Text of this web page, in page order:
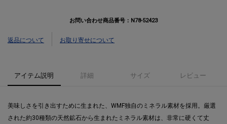
お問い合わせ商品番号： N78-52423
返品について お取り寄せについて
アイテム説明 詳細 サイズ レビュー
美味しさを引き出すために生まれた、WMF独自のミネラル素材を採用。厳選
された約30種類の天然鉱石から生まれたミネラル素材は、非常に硬くて丈